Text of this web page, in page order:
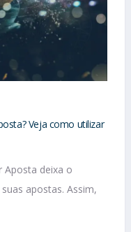
Veja como utilizar
Aposta deixa o
apostas. Assim,